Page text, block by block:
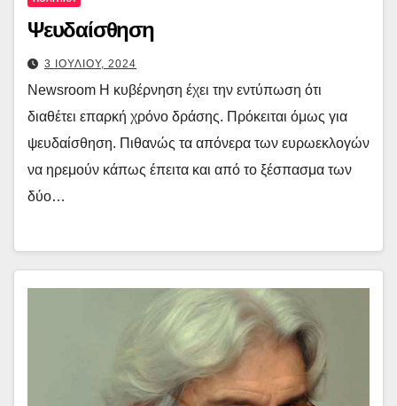
Ψευδαίσθηση
3 ΙΟΥΛΙΟΥ, 2024
Newsroom Η κυβέρνηση έχει την εντύπωση ότι
διαθέτει επαρκή χρόνο δράσης. Πρόκειται όμως για
ψευδαίσθηση. Πιθανώς τα απόνερα των ευρωεκλογών
να ηρεμούν κάπως έπειτα και από το ξέσπασμα των
δύο…